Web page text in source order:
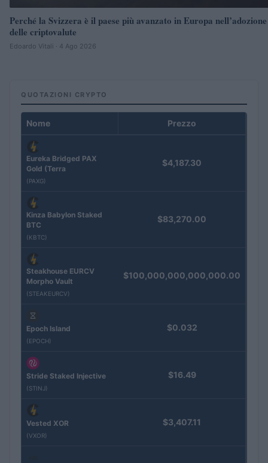
Perché la Svizzera è il paese più avanzato in Europa nell’adozione
delle criptovalute
Edoardo Vitali · 4 Ago 2026
QUOTAZIONI CRYPTO
Nome Prezzo
Eureka Bridged PAX
Gold (Terra
(PAXG)
$4,187.30
Kinza Babylon Staked
BTC
(KBTC)
$83,270.00
Steakhouse EURCV
Morpho Vault
(STEAKEURCV)
$100,000,000,000,000.00
Epoch Island
(EPOCH)
$0.032
Stride Staked Injective
(STINJ)
$16.49
Vested XOR
(VXOR)
$3,407.11